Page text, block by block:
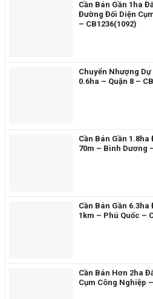
Cần Bán Gần 1ha
Đường Đối Diện
– CB1236(1092)
Chuyển Nhượng
0.6ha – Quận 8 –
Cần Bán Gần
70m – Bình Dương
Cần Bán Gần 6.3ha
1km – Phú Quốc –
Cần Bán Hơn 2ha
Cụm Công Nghiệp